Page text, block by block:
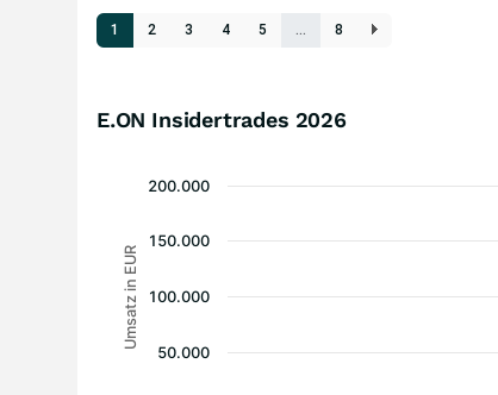
1 2 3 4 5 … 8
E.ON Insidertrades 2026
Umsatz in EUR
50.000
100.000
150.000
200.000